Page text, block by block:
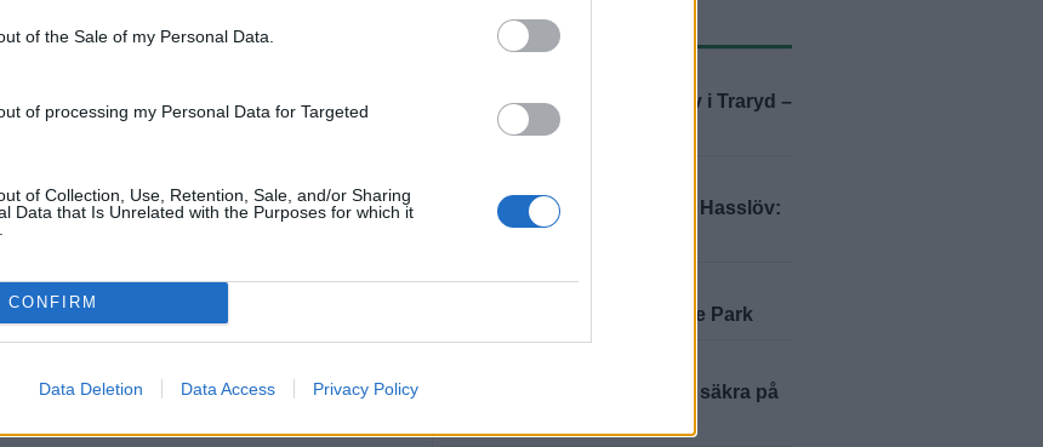
of the Sale of my Personal Data.
of processing my Personal Data for Targeted
of Collection, Use, Retention, Sale, and/or Sharing
Data that Is Unrelated with the Purposes for which it
CONFIRM
Data Deletion Data Access Privacy Policy
SENASTE NYTT
Hotade och viftade med kniv i Traryd –
döms till fängelse
Louise lockade Hylander till Hasslöv:
SPORT 2026-08-06 KL. 06:00
Från Australien till Glänninge Park
Brandmästaren: ”Vi var inte säkra på